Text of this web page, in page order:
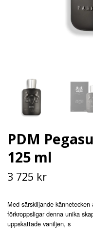
PDM
125 ml
3 725 kr
Med särskiljande
förkroppsligar denna unika
uppskattade vaniljen, s